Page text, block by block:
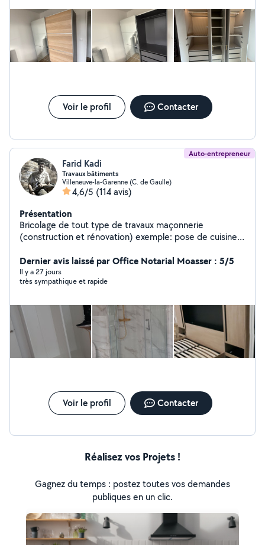
n’était pas correctement monté. Je le remercie pour son
sérieux et son travail de qualité. Merci beaucoup !
Voir le profil Contacter
Auto-entrepreneur
Farid Kadi
Travaux bâtiments
Villeneuve-la-Garenne (C. de Gaulle)
4,6/5 (114 avis)
Présentation
Bricolage de tout type de travaux maçonnerie
(construction et rénovation) exemple: pose de cuisine
placard, paroi de douche, vasque, tringle, suspension,
rénovation de salle de bain, carrelage,pose et
rénovation de parquet, peinture, pose de briques et
Dernier avis laissé par Office Notarial Moasser : 5/5
Il y a 27 jours
très sympathique et rapide
Voir le profil Contacter
Réalisez vos Projets !
Gagnez du temps : postez toutes vos demandes
publiques en un clic.